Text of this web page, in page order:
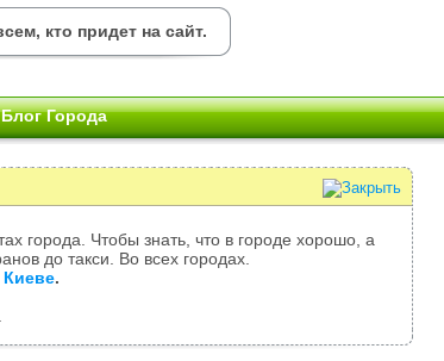
кто придет на сайт.
Блог Города
города. Чтобы знать, что в городе хорошо, а
до такси. Во всех городах.
Киеве.